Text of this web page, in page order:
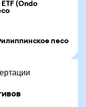
(Ondo
песо